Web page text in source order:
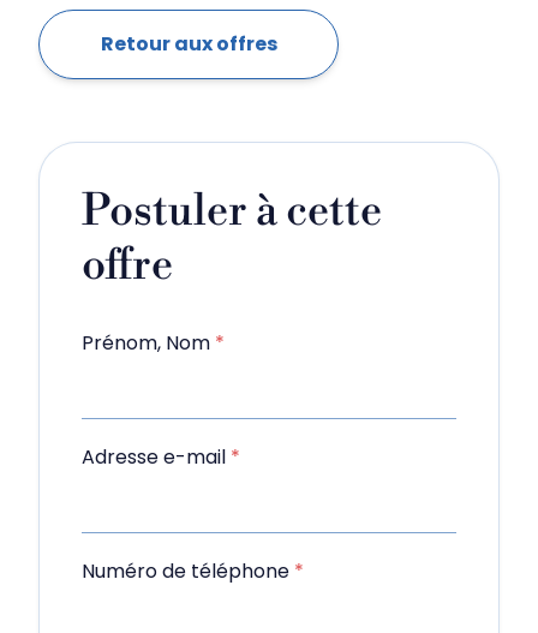
Retour aux offres
Postuler à cette
offre
Prénom, Nom *
Adresse e-mail *
Numéro de téléphone *